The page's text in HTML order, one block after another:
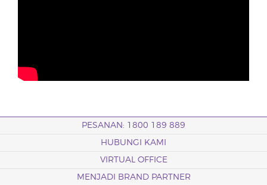
PESANAN: 1800 189 889
HUBUNGI KAMI
VIRTUAL OFFICE
MENJADI BRAND PARTNER